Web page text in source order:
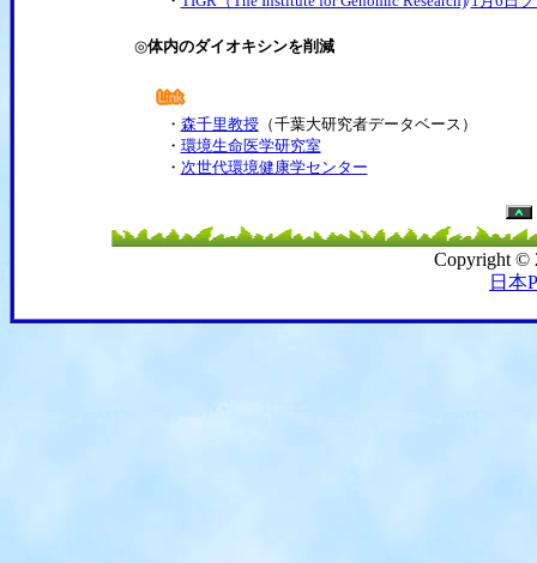
◎体内のダイオキシンを削減
・ 森千里教授（千葉大研究者データベース）
・ 環境生命医学研究室
・ 次世代環境健康学センター
Copyright ©
日本